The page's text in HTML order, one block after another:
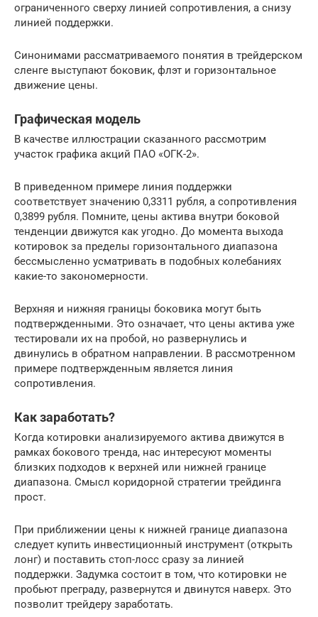
ограниченного сверху линией сопротивления, а снизу
линией поддержки.
Синонимами рассматриваемого понятия в трейдерском
сленге выступают боковик, флэт и горизонтальное
движение цены.
Графическая модель
В качестве иллюстрации сказанного рассмотрим
участок графика акций ПАО «ОГК-2».
В приведенном примере линия поддержки
соответствует значению 0,3311 рубля, а сопротивления
0,3899 рубля. Помните, цены актива внутри боковой
тенденции движутся как угодно. До момента выхода
котировок за пределы горизонтального диапазона
бессмысленно усматривать в подобных колебаниях
какие-то закономерности.
Верхняя и нижняя границы боковика могут быть
подтвержденными. Это означает, что цены актива уже
тестировали их на пробой, но развернулись и
двинулись в обратном направлении. В рассмотренном
примере подтвержденным является линия
сопротивления.
Как заработать?
Когда котировки анализируемого актива движутся в
рамках бокового тренда, нас интересуют моменты
близких подходов к верхней или нижней границе
диапазона. Смысл коридорной стратегии трейдинга
прост.
При приближении цены к нижней границе диапазона
следует купить инвестиционный инструмент (открыть
лонг) и поставить стоп-лосс сразу за линией
поддержки. Задумка состоит в том, что котировки не
пробьют преграду, развернутся и двинутся наверх. Это
позволит трейдеру заработать.